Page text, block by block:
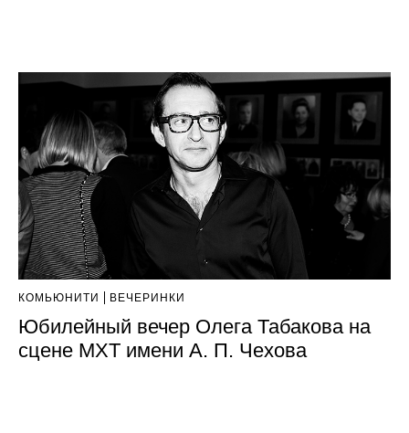
КОМЬЮНИТИ ВЕЧЕРИНКИ
Юбилейный вечер Олега Табакова на
сцене МХТ имени А. П. Чехова